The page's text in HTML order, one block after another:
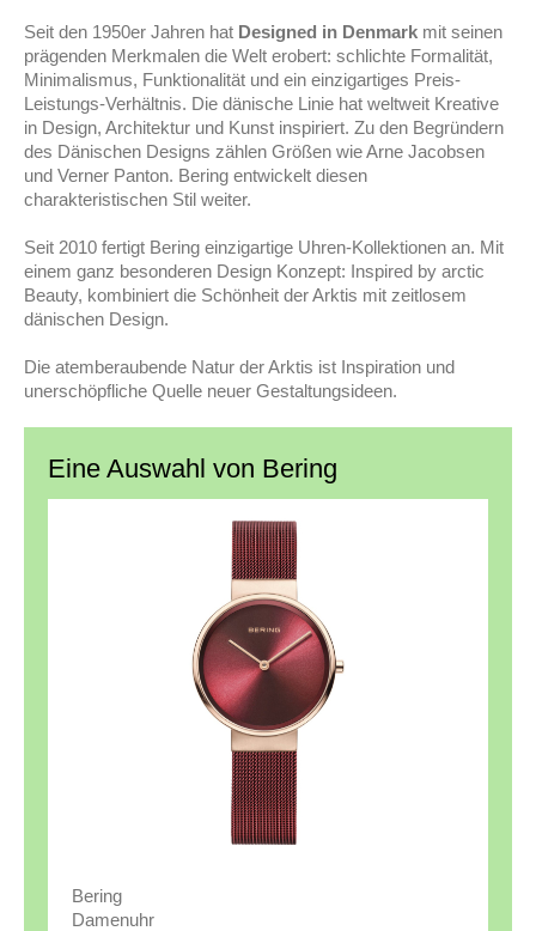
Seit den 1950er Jahren hat Designed in Denmark mit seinen
prägenden Merkmalen die Welt erobert: schlichte Formalität,
Minimalismus, Funktionalität und ein einzigartiges Preis-
Leistungs-Verhältnis. Die dänische Linie hat weltweit Kreative
in Design, Architektur und Kunst inspiriert. Zu den Begründern
des Dänischen Designs zählen Größen wie Arne Jacobsen
und Verner Panton. Bering entwickelt diesen
charakteristischen Stil weiter.
Seit 2010 fertigt Bering einzigartige Uhren-Kollektionen an. Mit
einem ganz besonderen Design Konzept: Inspired by arctic
Beauty, kombiniert die Schönheit der Arktis mit zeitlosem
dänischen Design.
Die atemberaubende Natur der Arktis ist Inspiration und
unerschöpfliche Quelle neuer Gestaltungsideen.
Eine Auswahl von Bering
Bering
Damenuhr